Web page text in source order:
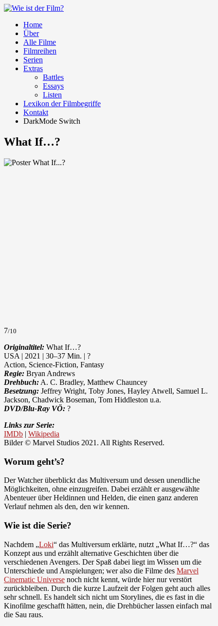
Home
Über
Alle Filme
Filmreihen
Serien
Extras
Battles
Essays
Listen
Lexikon der Filmbegriffe
Kontakt
DarkMode Switch
What If…?
7/10
Originaltitel: What If…?
USA | 2021 | 30–37 Min. | ?
Action, Science-Fiction, Fantasy
Regie: Bryan Andrews
Drehbuch: A. C. Bradley, Matthew Chauncey
Besetzung: Jeffrey Wright, Toby Jones, Hayley Atwell, Samuel L.
Jackson, Chadwick Boseman, Tom Hiddleston u.a.
DVD/Blu-Ray VÖ: ?
Links zur Serie:
IMDb | Wikipedia
Bilder © Marvel Studios 2021. All Rights Reserved.
Worum geht’s?
Der Watcher überblickt das Multiversum und dessen unendliche
Möglichkeiten, ohne einzugreifen. Dabei erzählt er ausgewählte
Abenteuer über Heldinnen und Helden, die einen ganz anderen
Verlauf nehmen als den, den wir kennen.
Wie ist die Serie?
Nachdem „Loki“ das Multiversum erklärte, nutzt „What If…?“ das
Konzept aus und erzählt alternative Geschichten über die
verschiedenen Avengers. Der Spaß dabei liegt im Wissen um die
Unterschiede und Anspielungen; wer also die Filme des Marvel
Cinematic Universe noch nicht kennt, würde hier nur verstört
zurückbleiben. Durch die kurze Laufzeit der Folgen geht auch alles
sehr schnell. Es handelt sich nicht um Storylines, die es fast in die
Kinofilme geschafft hätten, nein, die Drehbücher lassen einfach mal
die Sau raus.